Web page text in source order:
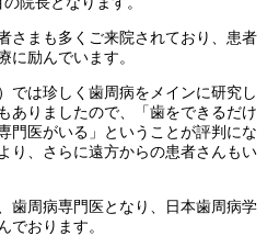
さまも多くご来院されており、患者
に励んでいます。
では珍しく歯周病をメインに研究し
ありましたので、「歯をできるだけ
門医がいる」ということが評判にな
り、さらに遠方からの患者さんもい
歯周病専門医となり、日本歯周病学
でおります。